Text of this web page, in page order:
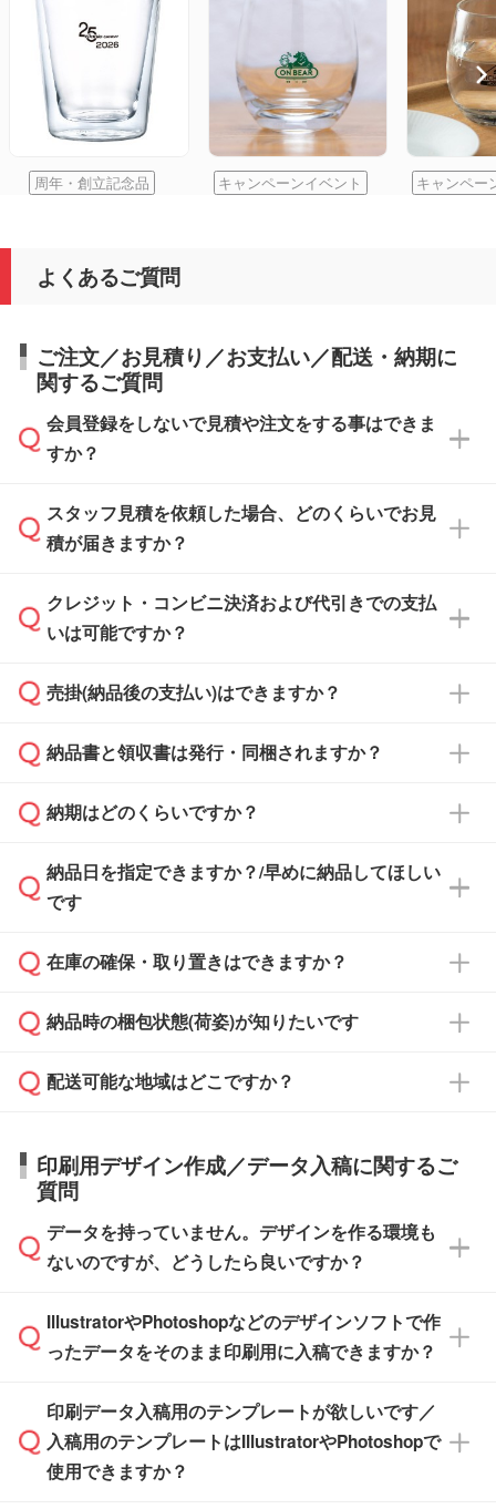
周年・創立記念品 キャンペーンイベント キャンペー
よくあるご質問
ご注文／お見積り／お支払い／配送・納期に
関するご質問
会員登録をしないで見積や注文をする事はできま
すか？
可能です。見積・注文フォームにて『ゲストの
まま進む』ボタンからお進みのうえ、ご依頼く
スタッフ見積を依頼した場合、どのくらいでお見
積が届きますか？
通常、翌営業日までにお送りしております。混
雑状況によっては、お時間をいただくこともご
依頼いただいた場合は、翌営業日以降のご連絡
クレジット・コンビニ決済および代引きでの支払
いは可能ですか？
銀行振込のみのご対応となります。
売掛(納品後の支払い)はできますか？
基本的には先入金をお願いしておりますが、自
どの場合は、月末締め翌月末払いに対応可能で
また、卒業・卒園記念品で対策委員会や個人様
校や幼稚園・保育園であれば、同様の条件でご
ご希望の際は担当スタッフまでお気軽にご相談
ください。
納品書と領収書は発行・同梱されますか？
納品書・領収書は ご依頼をいただいた場合の
ず、通常はPDFデータをメール添付でお送りし
ます。
たは注文フォームの『ご注文に関する備考欄』
納期はどのくらいですか？
・印刷する場合(500個程度)
ご入金、イメージ画像の校了から約2週間～2
ご入金確認後、1～2営業日で出荷いたしま
タッフまでお問い合わせください。
ル」に注文予定日をご入力いただくと、おおよ
その締切日や出荷目安をご確認いただけます。
品が決まりましたらお早めのご発注をお願いい
たします。
※土日祝日を除く営業日換算です。
※沖縄・離島は追加日数がかかります。
納品日を指定できますか？/早めに納品してほしい
です
ご希望の納期がある場合は、お問い合わせ・お
い。
応が可能かご案内いたします。
す。>>対象商品はこちら
※最短出荷日は商品によって異なります。各商
品ページにてご確認ください
在庫の確保・取り置きはできますか？
ご入金確認後に在庫を確保し、注文確定のご連
はできかねますので予めご了承ください。
納品時の梱包状態(荷姿)が知りたいです
商品によって異なります。各ページにある商品
す。(白箱、化粧箱、ブリスターパックなど)
【袋入り】 商品がひとつずつ袋に入っていま
す。(透明袋、デザイン袋など)
【個包装なし】 個包装がされていない状態で
※化粧箱から白箱への入れ替えや、オリジナル
箱の作成は原則承っておりません。
配送可能な地域はどこですか？
日本全国へお届けが可能です。なお、海外への
直接納品は行っておりませんので予めご了承く
ださい。
印刷用デザイン作成／データ入稿に関するご
質問
データを持っていません。デザインを作る環境も
ないのですが、どうしたら良いですか？
無料の「デザインシミュレーター」を使えば、
PCやスマホから簡単にデザインを作成できま
ザインソフトがなくても安心です。
また、「データ作成サービス
IllustratorやPhotoshopなどのデザインソフトで作
ったデータをそのまま印刷用に入稿できますか？
IllustratorやPhotoshop、CLIP STUDIOなどのデ
ザインソフトでこだわりのデザインを作成した
い方は、完全データ入稿
印刷データ入稿用のテンプレートが欲しいです／
入稿用のテンプレートはIllustratorやPhotoshopで
使用できますか？